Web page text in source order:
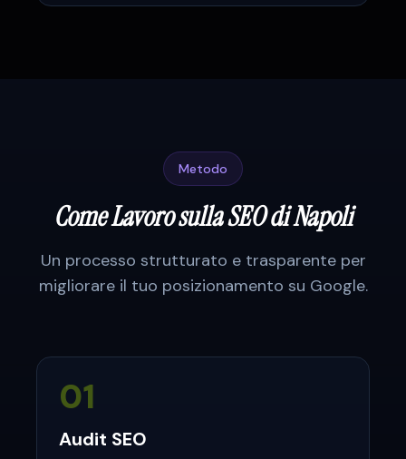
Metodo
Come Lavoro sulla SEO diNapoli
Un processo strutturato e trasparente per
migliorare il tuo posizionamento su Google.
01
Audit SEO